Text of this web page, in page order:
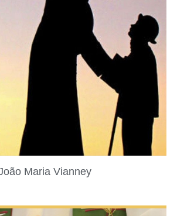
Maria Vianney